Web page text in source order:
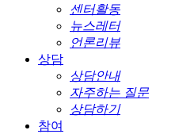
센터활동
뉴스레터
언론리뷰
상담
상담안내
자주하는 질문
상담하기
참여